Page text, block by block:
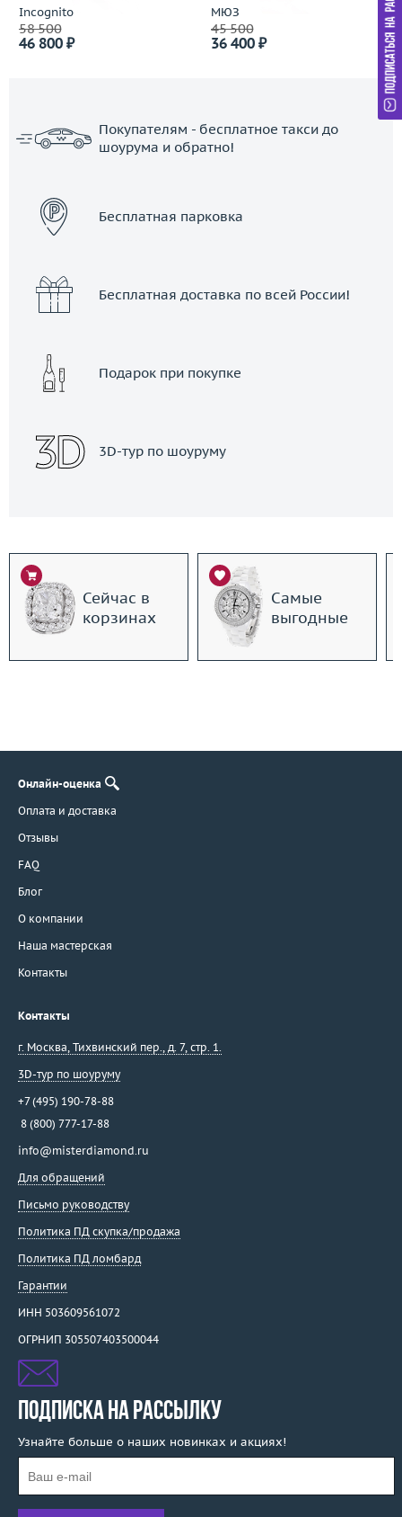
Incognito
58 500
46 800 ₽
МЮЗ
45 500
36 400 ₽
Покупателям - бесплатное такси до
шоурума и обратно!
Бесплатная парковка
Бесплатная доставка по всей России!
Подарок при покупке
3D-тур по шоуруму
Сейчас в
корзинах
Самые
выгодные
Онлайн-оценка
Оплата и доставка
Отзывы
FAQ
Блог
О компании
Наша мастерская
Контакты
Контакты
г. Москва, Тихвинский пер., д. 7, стр. 1.
3D-тур по шоуруму
+7 (495) 190-78-88
8 (800) 777-17-88
info@misterdiamond.ru
Для обращений
Письмо руководству
Политика ПД скупка/продажа
Политика ПД ломбард
Гарантии
ИНН 503609561072
ОГРНИП 305507403500044
ПОДПИСКА НА РАССЫЛКУ
Узнайте больше о наших новинках и акциях!